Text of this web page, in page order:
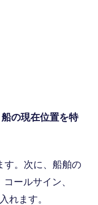
の現在位置を特
す。次に、船舶の
ールサイン、
れます。